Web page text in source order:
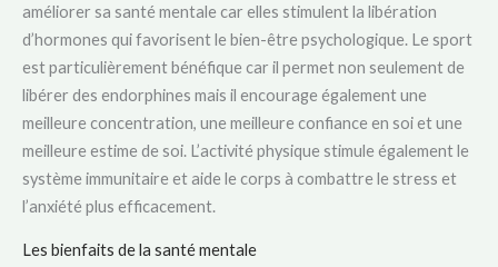
améliorer sa santé mentale car elles stimulent la libération
d’hormones qui favorisent le bien-être psychologique. Le sport
est particulièrement bénéfique car il permet non seulement de
libérer des endorphines mais il encourage également une
meilleure concentration, une meilleure confiance en soi et une
meilleure estime de soi. L’activité physique stimule également le
système immunitaire et aide le corps à combattre le stress et
l’anxiété plus efficacement.
Les bienfaits de la santé mentale